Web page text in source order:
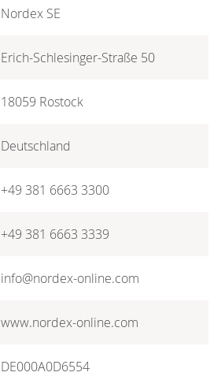
Nordex SE
Erich-Schlesinger-Straße 50
18059 Rostock
Deutschland
+49 381 6663 3300
+49 381 6663 3339
info@nordex-online.com
www.nordex-online.com
DE000A0D6554